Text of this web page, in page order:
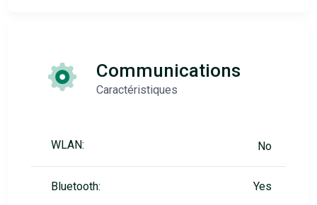
Communications
Caractéristiques
WLAN: No
Bluetooth: Yes